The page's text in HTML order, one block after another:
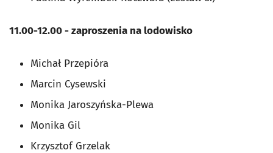
11.00-12.00 - zaproszenia na lodowisko
Michał Przepióra
Marcin Cysewski
Monika Jaroszyńska-Plewa
Monika Gil
Krzysztof Grzelak